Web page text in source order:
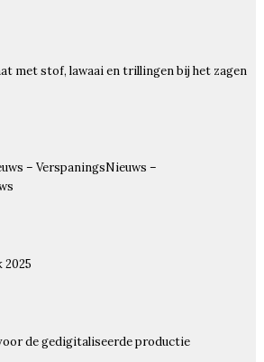
met stof, lawaai en trillingen bij het zagen
– VerspaningsNieuws –
de gedigitaliseerde productie